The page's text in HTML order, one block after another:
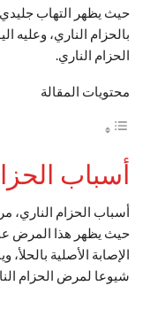
حيث يظهر التهاب
بالحزام الناري،
الحزام الناري.
محتويات المقالة
أسباب
أسباب الحزام الناري،
حيث يظهر هذا المرض
الإصابة الأصلية
شيوعا لمرض الحزام